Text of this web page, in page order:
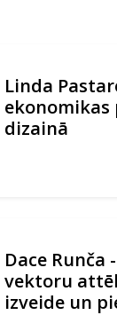
Linda
ekonomikas
dizainā
Dace Runča
vektoru
izveide un